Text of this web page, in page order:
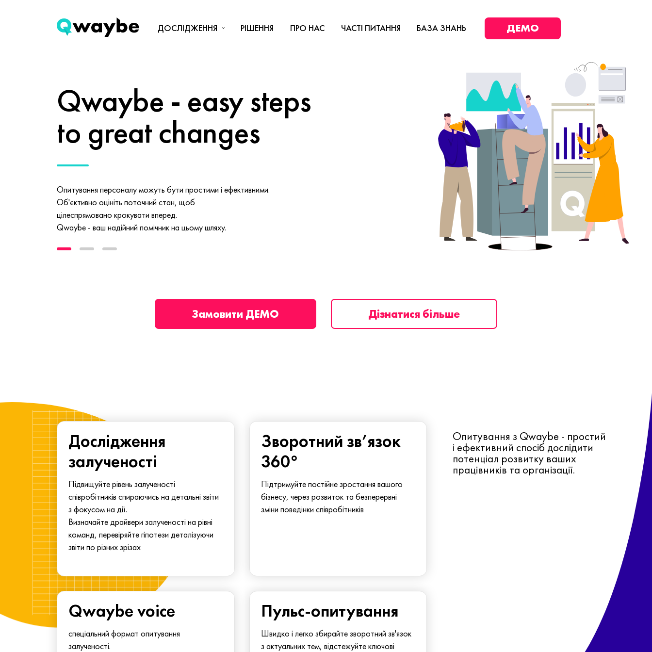
ДОСЛІДЖЕННЯ РІШЕННЯ ПРО НАС ЧАСТІ ПИТАННЯ БАЗА ЗНАНЬ ДЕМО
Qwaybe - easy steps
to great changes
Опитування персоналу можуть бути простими і ефективними.
Об'єктивно оцініть поточний стан, щоб
цілеспрямовано крокувати вперед.
Qwaybe - ваш надійний помічник на цьому шляху.
Замовити ДЕМО Дізнатися більше
Дослідження
залученості
Підвищуйте рівень залученості
співробітників спираючись на детальні звіти
з фокусом на дії.
Визначайте драйвери залученості на рівні
команд, перевіряйте гіпотези деталізуючи
звіти по різних зрізах
Зворотний зв’язок
360°
Підтримуйте постійне зростання вашого
бізнесу, через розвиток та безперервні
зміни поведінки співробітників
Опитування з Qwaybe - простий
і ефективний спосіб дослідити
потенціал розвитку ваших
працівників та організації.
Qwaybe voice
спеціальний формат опитування
залученості.
Пульс-опитування
Швидко і легко збирайте зворотний зв'язок
з актуальних тем, відстежуйте ключові